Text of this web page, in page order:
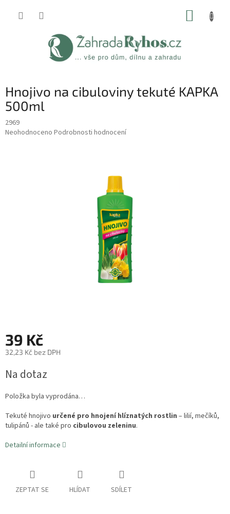
Hnojivo na cibuloviny tekuté KAPKA
500ml
2969
Průměrné
Neohodnoceno Podrobnosti hodnocení
39 Kč
32,23 Kč bez DPH
cena:
Na dotaz
Položka byla vyprodána…
Tekuté hnojivo určené pro hnojení hlíznatých rostlin – lilií, mečíků,
tulipánů - ale také pro cibulovou zeleninu.
Detailní informace
ZEPTAT SE HLÍDAT SDÍLET